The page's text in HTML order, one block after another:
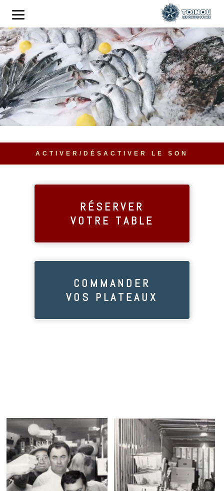
ACTIVER/DÉSACTIVER LE SON
RÉSERVER
VOTRE TABLE
COMMANDER
VOS PLATEAUX